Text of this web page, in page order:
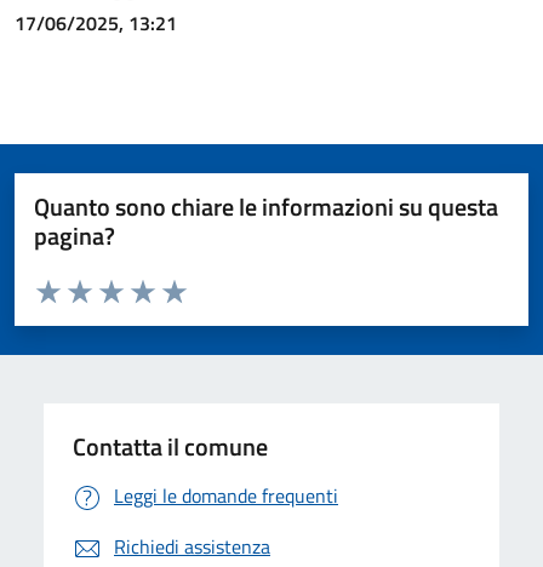
17/06/2025, 13:21
Quanto sono chiare le informazioni su questa
pagina?
Valuta da 1 a 5 stelle la pagina
Valuta 5 stelle su 5
Valuta 4 stelle su 5
Valuta 3 stelle su 5
Valuta 2 stelle su 5
Valuta 1 stelle su 5
Contatta il comune
Leggi le domande frequenti
Richiedi assistenza